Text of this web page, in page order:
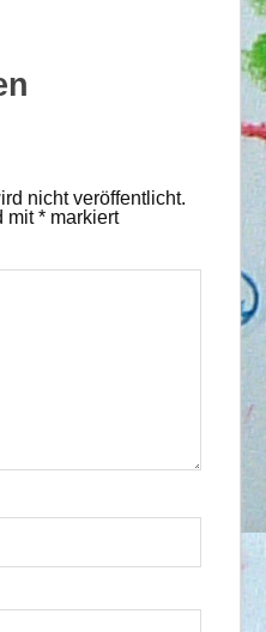
nicht veröffentlicht.
mit*markiert